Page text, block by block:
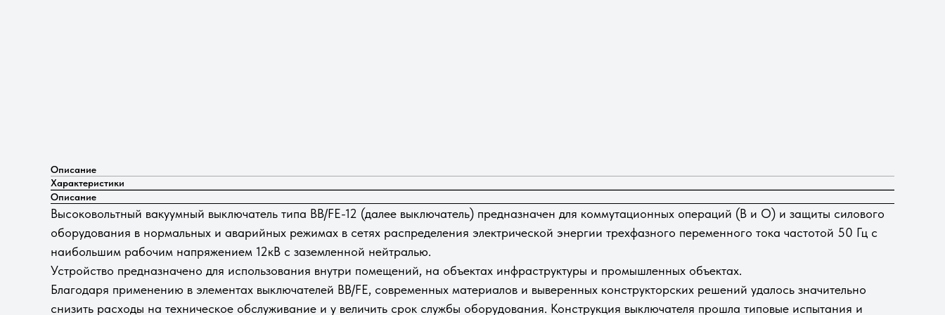
Описание
Характеристики
Описание
Высоковольтный вакуумный выключатель типа ВВ/FE-12 (далее выключатель) предназначен для коммутационных операций (В и О) и защиты силового
оборудования в нормальных и аварийных режимах в сетях распределения электрической энергии трехфазного переменного тока частотой 50 Гц c
наибольшим рабочим напряжением 12кВ с заземленной нейтралью.
Устройство предназначено для использования внутри помещений, на объектах инфраструктуры и промышленных объектах.
Благодаря применению в элементах выключателей BB/FE, современных материалов и выверенных конструкторских решений удалось значительно
снизить расходы на техническое обслуживание и у величить срок службы оборудования. Конструкция выключателя прошла типовые испытания и